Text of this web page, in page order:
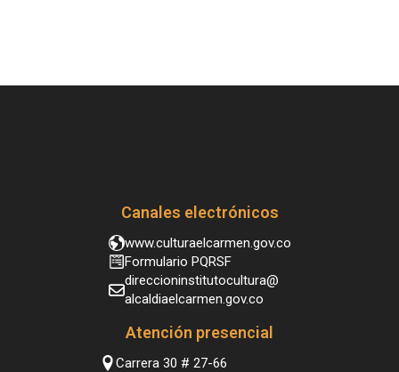
Canales electrónicos
www.culturaelcarmen.gov.co
Formulario PQRSF
direccioninstitutocultura@
alcaldiaelcarmen.gov.co
Atención presencial
Carrera 30 # 27-66